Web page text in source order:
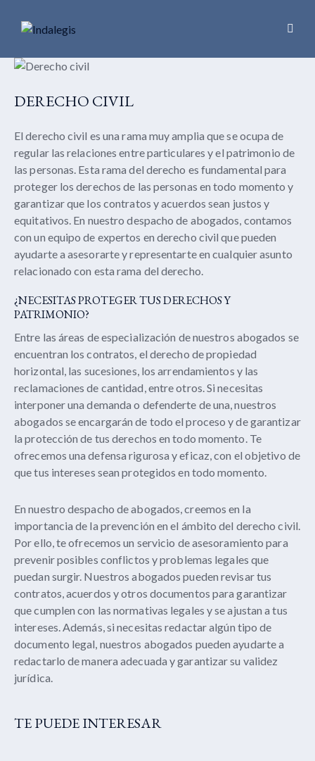
DERECHO CIVIL
El derecho civil es una rama muy amplia que se ocupa de
regular las relaciones entre particulares y el patrimonio de
las personas. Esta rama del derecho es fundamental para
proteger los derechos de las personas en todo momento y
garantizar que los contratos y acuerdos sean justos y
equitativos. En nuestro despacho de abogados, contamos
con un equipo de expertos en derecho civil que pueden
ayudarte a asesorarte y representarte en cualquier asunto
relacionado con esta rama del derecho.
¿NECESITAS PROTEGER TUS DERECHOS Y
PATRIMONIO?
Entre las áreas de especialización de nuestros abogados se
encuentran los contratos, el derecho de propiedad
horizontal, las sucesiones, los arrendamientos y las
reclamaciones de cantidad, entre otros. Si necesitas
interponer una demanda o defenderte de una, nuestros
abogados se encargarán de todo el proceso y de garantizar
la protección de tus derechos en todo momento. Te
ofrecemos una defensa rigurosa y eficaz, con el objetivo de
que tus intereses sean protegidos en todo momento.
En nuestro despacho de abogados, creemos en la
importancia de la prevención en el ámbito del derecho civil.
Por ello, te ofrecemos un servicio de asesoramiento para
prevenir posibles conflictos y problemas legales que
puedan surgir. Nuestros abogados pueden revisar tus
contratos, acuerdos y otros documentos para garantizar
que cumplen con las normativas legales y se ajustan a tus
intereses. Además, si necesitas redactar algún tipo de
documento legal, nuestros abogados pueden ayudarte a
redactarlo de manera adecuada y garantizar su validez
jurídica.
TE PUEDE INTERESAR